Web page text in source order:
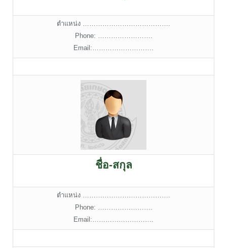
ตำแหน่ง ………………………………….
Phone: …………………….
Email:……………………….
ชื่อ-สกุล
ตำแหน่ง ………………………………….
Phone: …………………….
Email:……………………….